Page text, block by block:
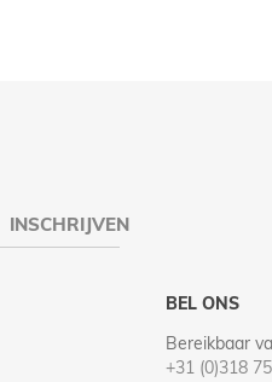
INSCHRIJVEN
BEL ONS
Bereikbaar
+31 (0)318